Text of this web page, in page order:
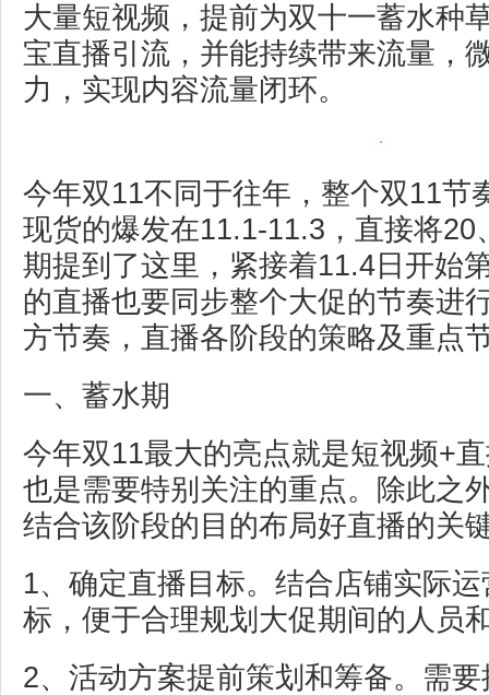
大量短视频，提前为双十一蓄水种
宝直播引流，并能持续带来流量，
力，实现内容流量闭环。
今年双11不同于往年，整个双11节
现货的爆发在11.1-11.3，直接将20
期提到了这里，紧接着11.4日开始
的直播也要同步整个大促的节奏进
方节奏，直播各阶段的策略及重点
一、蓄水期
今年双11最大的亮点就是短视频+
也是需要特别关注的重点。除此之
结合该阶段的目的布局好直播的关
1、确定直播目标。结合店铺实际
标，便于合理规划大促期间的人员
2、活动方案提前策划和筹备。需